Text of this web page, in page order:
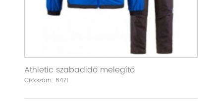
Athletic szabadidő melegítő
Cikkszám: 6471